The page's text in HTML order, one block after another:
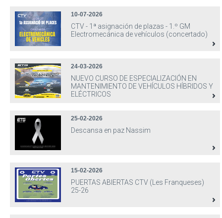
10-07-2026
CTV - 1ª asignación de plazas - 1.º GM
Electromecánica de vehículos (concertado)
24-03-2026
NUEVO CURSO DE ESPECIALIZACIÓN EN
MANTENIMIENTO DE VEHÍCULOS HÍBRIDOS Y
ELÉCTRICOS
25-02-2026
Descansa en paz Nassim
15-02-2026
PUERTAS ABIERTAS CTV (Les Franqueses)
25-26